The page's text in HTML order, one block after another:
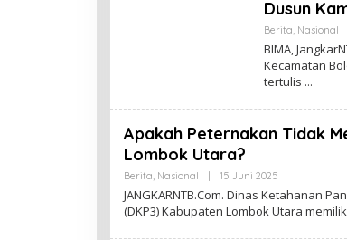
Dusun
Berita, Nasional
BIMA,
Kecamatan
tertulis
Apakah Peternakan Tidak
Lombok Utara?
Berita, Nasional 15 Juni 2025Oleh
NTB
JANGKARNTB.Com. Dinas Ketahanan
(DKP3) Kabupaten Lombok Utara